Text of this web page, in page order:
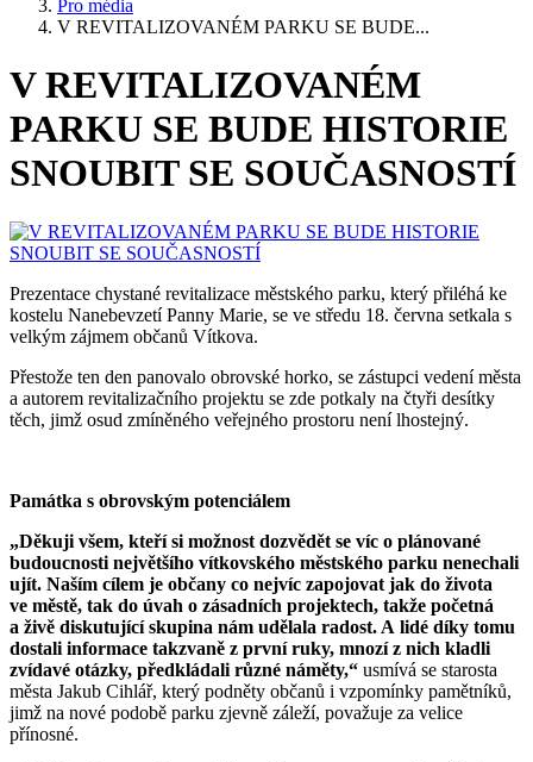
Pro média
V REVITALIZOVANÉM PARKU SE BUDE...
V REVITALIZOVANÉM
PARKU SE BUDE HISTORIE
SNOUBIT SE SOUČASNOSTÍ
Prezentace chystané revitalizace městského parku, který přiléhá ke
kostelu Nanebevzetí Panny Marie, se ve středu 18. června setkala s
velkým zájmem občanů Vítkova.
Přestože ten den panovalo obrovské horko, se zástupci vedení města
a autorem revitalizačního projektu se zde potkaly na čtyři desítky
těch, jimž osud zmíněného veřejného prostoru není lhostejný.
Památka s obrovským potenciálem
„Děkuji všem, kteří si možnost dozvědět se víc o plánované
budoucnosti největšího vítkovského městského parku nenechali
ujít. Naším cílem je občany co nejvíc zapojovat jak do života
ve městě, tak do úvah o zásadních projektech, takže početná
a živě diskutující skupina nám udělala radost. A lidé díky tomu
dostali informace takzvaně z první ruky, mnozí z nich kladli
zvídavé otázky, předkládali různé náměty,“ usmívá se starosta
města Jakub Cihlář, který podněty občanů i vzpomínky pamětníků,
jimž na nové podobě parku zjevně záleží, považuje za velice
přínosné.